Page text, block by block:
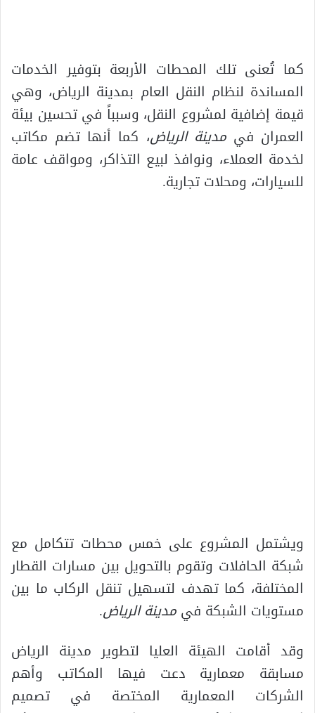
كما تُعنى تلك المحطات الأربعة بتوفير الخدمات
المساندة لنظام النقل العام بمدينة الرياض، وهي
قيمة إضافية لمشروع النقل، وسبباً في تحسين بيئة
العمران فيمدينة الرياض، كما أنها تضم مكاتب
لخدمة العملاء، ونوافذ لبيع التذاكر، ومواقف عامة
للسيارات، ومحلات تجارية.
ويشتمل المشروع على خمس محطات تتكامل مع
شبكة الحافلات وتقوم بالتحويل بين مسارات القطار
المختلفة، كما تهدف لتسهيل تنقل الركاب ما بين
مستويات الشبكة فيمدينة الرياض.
وقد أقامت الهيئة العليا لتطوير مدينة الرياض
مسابقة معمارية دعت فيها المكاتب وأهم
الشركات المعمارية المختصة في تصميم